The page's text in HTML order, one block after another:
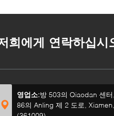
희에게 연락하십시
영업소:방 503의 Qiaodan 센터
86의 Anling 제 2 도로,